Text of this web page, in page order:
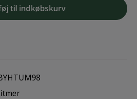
til indkøbskurv